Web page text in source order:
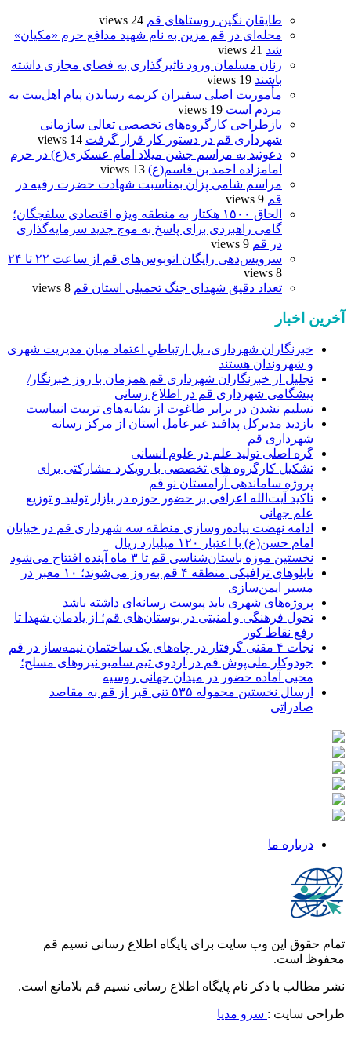
طایقان نگین روستاهای قم 24 views
محله‌ای در قم مزین به نام شهید مدافع حرم «مکیان»
شد 21 views
زنان مسلمان ورود تاثیرگذاری به فضای مجازی داشته
باشند 19 views
مأموریت اصلی سفیران کریمه رساندن پیام اهل‌بیت به
مردم است 19 views
بازطراحی کارگروه‌های تخصصی تعالی سازمانی
شهرداری قم در دستور کار قرار گرفت 14 views
دعوتید به مراسم جشن میلاد امام عسکری(ع) در حرم
امامزاده احمد بن قاسم(ع) 13 views
مراسم شامی پزان بمناسبت شهادت حضرت رقیه در
قم 9 views
الحاق ۱۵۰۰ هکتار به منطقه ویژه اقتصادی سلفچگان؛
گامی راهبردی برای پاسخ به موج جدید سرمایه‌گذاری
در قم 9 views
سرویس‌دهی رایگان اتوبوس‌های قم از ساعت ۲۲ تا ۲۴
8 views
تعداد دقیق شهدای جنگ تحمیلی استان قم 8 views
آخرین اخبار
خبرنگاران شهرداری، پل ارتباطیِ اعتماد میان مدیریت شهری
و شهروندان هستند
تجلیل از خبرنگاران شهرداری قم همزمان با روز خبرنگار/
پیشگامی شهرداری قم در اطلاع رسانی
تسلیم نشدن در برابر طاغوت از نشانه‌های تربیت انبیاست
بازدید مدیرکل پدافند غیرعامل استان از مرکز رسانه
شهرداری قم
گره اصلی تولید علم در علوم انسانی
تشکیل کارگروه های تخصصی با رویکرد مشارکتی برای
پروژه ساماندهی آرامستان نو قم
تاکید آیت‌الله اعرافی بر حضور حوزه در بازار تولید و توزیع
علم جهانی
ادامه نهضت پیاده‌روسازی منطقه سه شهرداری قم در خیابان
امام حسن(ع) با اعتبار ۱۲۰ میلیارد ریال
نخستین موزه باستان‌شناسی قم تا ۳ ماه آینده افتتاح می‌شود
تابلوهای ترافیکی منطقه ۴ قم به‌روز می‌شوند؛ ۱۰ معبر در
مسیر ایمن‌سازی
پروژه‌های شهری باید پیوست رسانه‌ای داشته باشد
تحول فرهنگی و امنیتی در بوستان‌های قم؛ از یادمان شهدا تا
رفع نقاط کور
نجات ۴ مقنی گرفتار در چاه‌های یک ساختمان نیمه‌ساز در قم
جودوکار ملی‌پوش قم در اردوی تیم سامبو نیروهای مسلح؛
محبی آماده حضور در میدان جهانی روسیه
ارسال نخستین محموله ۵۳۵ تنی قیر از قم به مقاصد
صادراتی
درباره ما
تمام حقوق این وب سایت برای پایگاه اطلاع رسانی نسیم قم
محفوظ است.
نشر مطالب با ذکر نام پایگاه اطلاع رسانی نسیم قم بلامانع است.
طراحی سایت : سرو مدیا